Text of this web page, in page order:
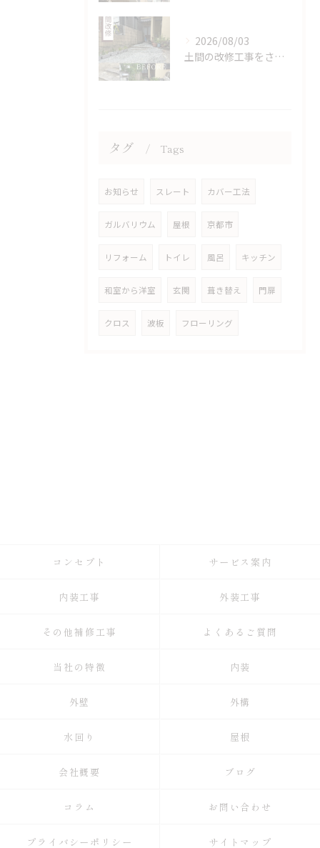
2026/08/03
土間の改修工事をさせていただきました。
タグ Tags
お知らせ スレート カバー工法
ガルバリウム 屋根 京都市
リフォーム トイレ 風呂 キッチン
和室から洋室 玄関 葺き替え 門扉
クロス 波板 フローリング
コンセプト サービス案内
内装工事 外装工事
その他補修工事 よくあるご質問
当社の特徴 内装
外壁 外構
水回り 屋根
会社概要 ブログ
コラム お問い合わせ
プライバシーポリシー サイトマップ